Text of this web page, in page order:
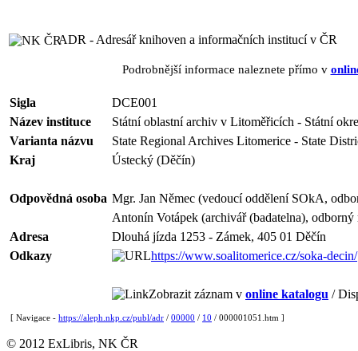
ADR - Adresář knihoven a informačních institucí v ČR
Podrobnější informace naleznete přímo v
Sigla
DCE001
Název instituce
Státní oblastní archiv v Litoměřicích - Státní
Varianta názvu
State Regional Archives Litomerice - State
Kraj
Ústecký (Děčín)
Odpovědná osoba Mgr. Jan Němec (vedoucí oddělení SOkA,
Antonín Votápek (archivář (badatelna), odborný
Adresa
Dlouhá jízda 1253 - Zámek, 405 01 Děčín
Odkazy
https://www.soalitomerice.cz/soka-decin/
Zobrazit záznam v online katalogu /
[ Navigace - https://aleph.nkp.cz/publ/adr / 00000 / 10 / 000001051.htm ]
© 2012 ExLibris, NK ČR